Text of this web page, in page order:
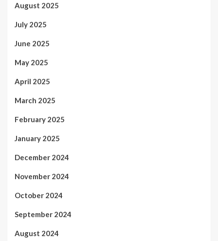
August 2025
July 2025
June 2025
May 2025
April 2025
March 2025
February 2025
January 2025
December 2024
November 2024
October 2024
September 2024
August 2024